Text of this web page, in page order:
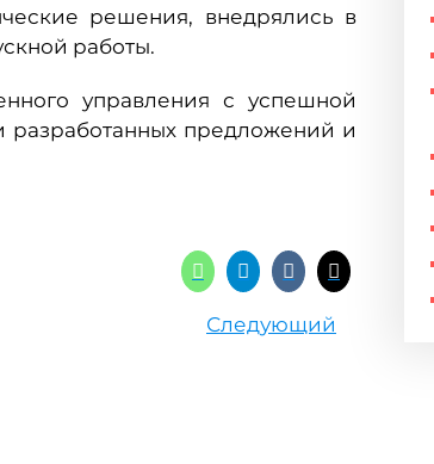
решения, внедрялись в
работы.
управления с успешной
предложений и
Следующий